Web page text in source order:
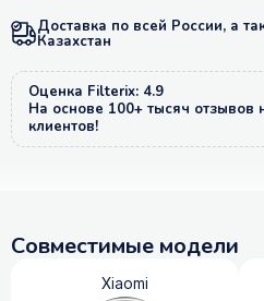
Доставка по всей России, а
Казахстан
Оценка Filterix: 4.9
На основе 100+ тысяч отзывов
клиентов!
Совместимые модели
Xiaomi